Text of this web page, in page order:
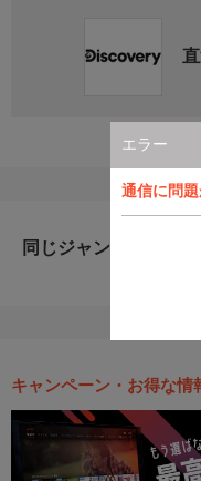
エラー
通信に問
同じジャンルのおすす
キャンペーン・お得な情